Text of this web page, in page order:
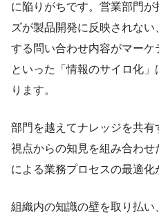
に陥りがちです。営業部門
ズが製品開発に反映されな
する問い合わせ内容がマー
といった「情報のサイロ化
ります。
部門を越えてナレッジを共
視点からの知見を組み合わ
による業務プロセスの最適化
組織内の知識の壁を取り払